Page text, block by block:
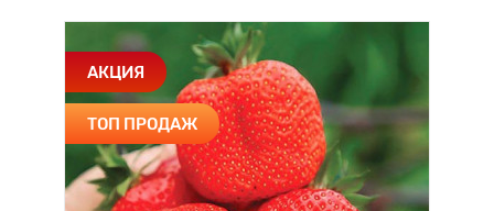
АКЦИЯ
ТОП ПРОДАЖ